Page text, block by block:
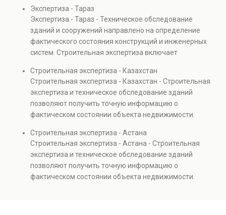
элементов и оценку эксплуатационной безопасности.
Услуга востребована при покупке недвижимости,
капитальном ремонте и реконструкции объектов, а
также при судебных разбирательствах и технических
проверках.
Экспертиза - Тараз
Экспертиза - Тараз - Техническое обследование
зданий и сооружений направлено на определение
фактического состояния конструкций и инженерных
систем. Строительная экспертиза включает
элементов и оценку эксплуатационной безопасности.
Услуга востребована при покупке недвижимости,
капитальном ремонте и реконструкции объектов, а
также при судебных разбирательствах и технических
проверках.
Строительная экспертиза - Казахстан
Строительная экспертиза - Казахстан - Строительная
экспертиза и техническое обследование зданий
позволяют получить точную информацию о
фактическом состоянии объекта недвижимости.
инженерных систем с выявлением скрытых дефектов
и нарушений. Услуга используется для проверки
качества строительства, подготовки к реконструкции,
оценки рисков и судебных разбирательств.
Результатом является официальное техническое
Строительная экспертиза - Астана
Строительная экспертиза - Астана - Строительная
экспертиза и техническое обследование зданий
позволяют получить точную информацию о
фактическом состоянии объекта недвижимости.